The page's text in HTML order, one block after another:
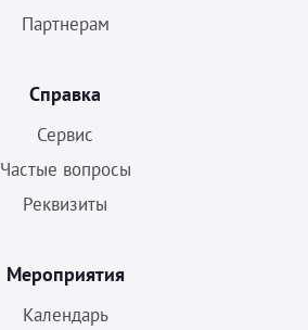
Партнерам
Справка
Сервис
Частые вопросы
Реквизиты
Мероприятия
Календарь